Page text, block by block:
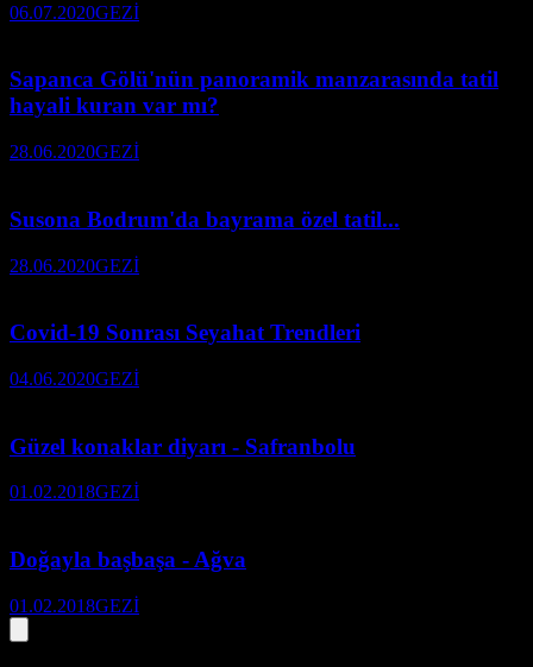
06.07.2020GEZİ
Sapanca Gölü'nün panoramik manzarasında tatil
hayali kuran var mı?
28.06.2020GEZİ
Susona Bodrum'da bayrama özel tatil...
28.06.2020GEZİ
Covid-19 Sonrası Seyahat Trendleri
04.06.2020GEZİ
Güzel konaklar diyarı - Safranbolu
01.02.2018GEZİ
Doğayla başbaşa - Ağva
01.02.2018GEZİ